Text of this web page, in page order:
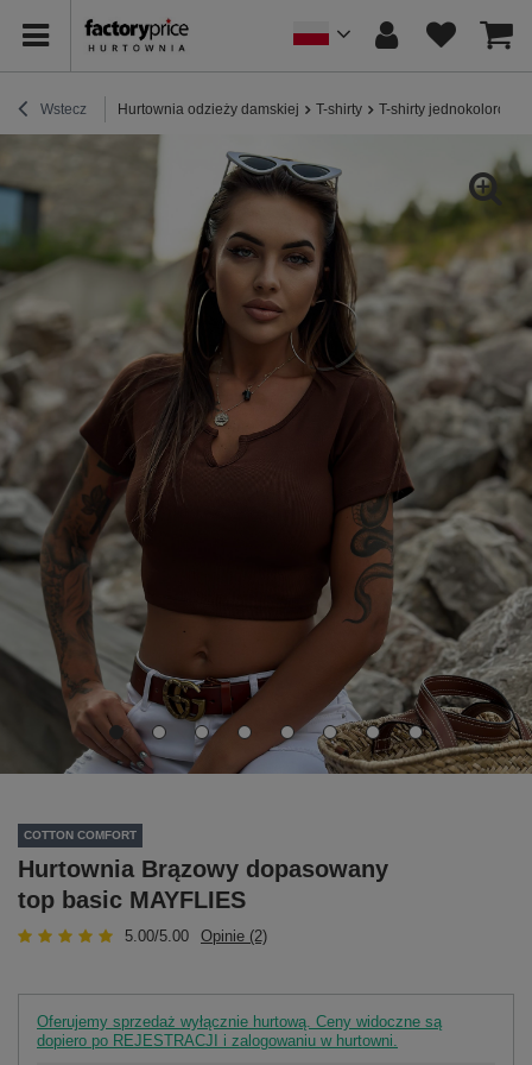
Wstecz Hurtownia odzieży damskiej T-shirty T-shirty jednokolorowe
COTTON COMFORT
Hurtownia Brązowy dopasowany
top basic MAYFLIES
5.00/5.00 Opinie (2)
Oferujemy sprzedaż wyłącznie hurtową. Ceny widoczne są
dopiero po REJESTRACJI i zalogowaniu w hurtowni.